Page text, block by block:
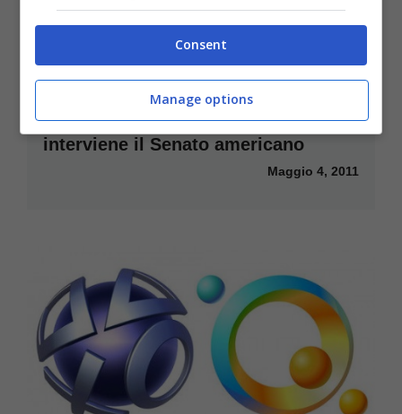
Sony Playstation Network:
interviene il Senato americano
Maggio 4, 2011
Consent
Manage options